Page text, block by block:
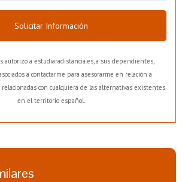
Solicitar Información
autorizo a estudiaradistancia.es, a sus dependientes,
a contactarme para asesorarme en relación a
con cualquiera de las alternativas existentes
en el territorio español.